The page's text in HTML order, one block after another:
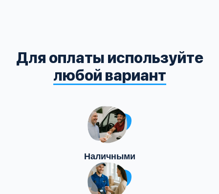
Для оплаты используйте
любой вариант
Наличными